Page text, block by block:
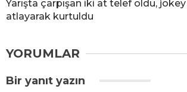
Yarışta çarpışan iki at telef oldu,
atlayarak kurtuldu
YORUMLAR
Bir yanıt yazın